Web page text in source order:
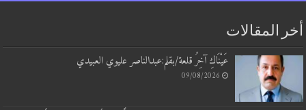
أخر المقالات
عَيْنَاكِ آخِرُ قلعة/بقلم:عبدالناصر عليوي العبيدي
09/08/2026